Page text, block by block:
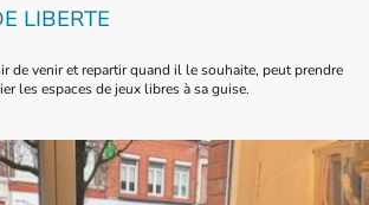
LIBERTE
de venir et repartir quand il le souhaite, peut prendre
les espaces de jeux libres à sa guise.